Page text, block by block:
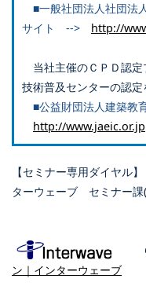
■一般社団法人社団法
サイト --> http://
当社主催のＣＰＤ認定
技術普及センターの認定
■公益財団法人建築教
http://www.jaeic.or.jp
【セミナー専用ダイ
ターウェーブ セミナー課
ン｜インターウェーブ